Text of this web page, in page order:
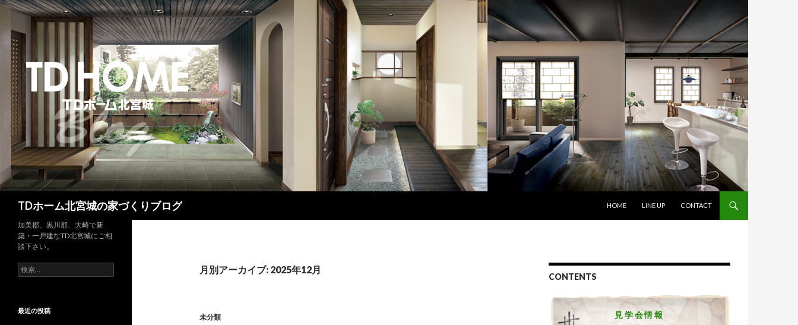
TDホーム北宮城の家づくりブログ
HOME
LINE UP CONTACT
月別アーカイブ: 2025年12月
未分類
CONTENTS
見学会情報
加美郡、黒川郡、大崎で新
築・一戸建なTD北宮城にご相
談下さい。
検
索:
最近の投稿